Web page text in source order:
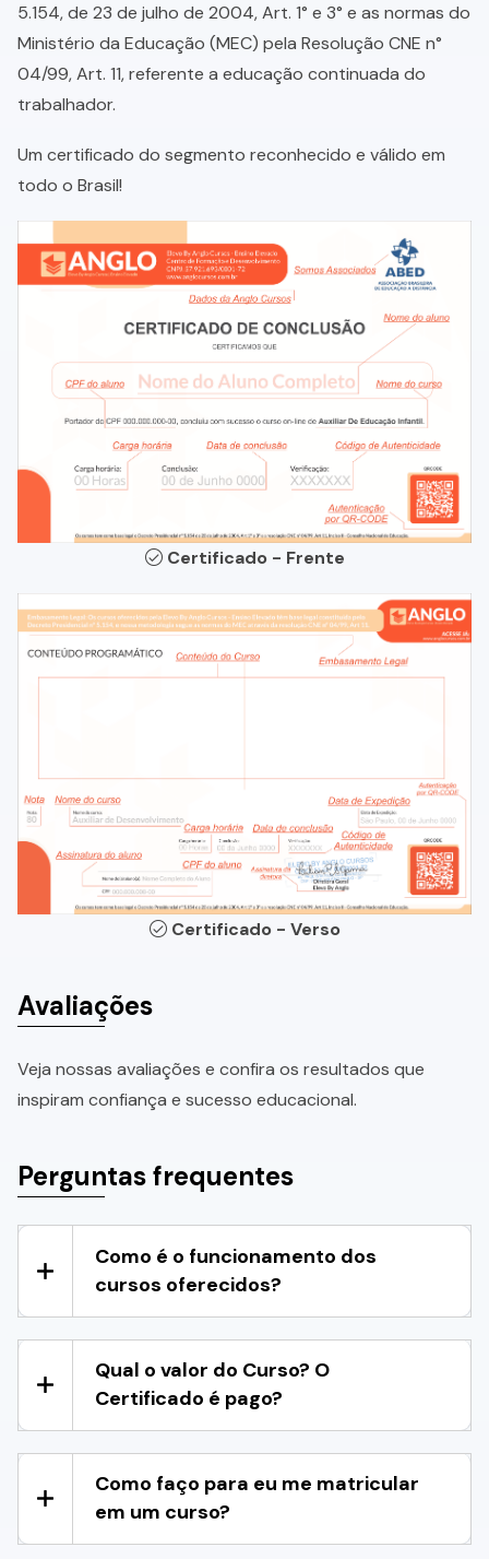
5.154, de 23 de julho de 2004, Art. 1° e 3° e as normas do
Ministério da Educação (MEC) pela Resolução CNE n°
04/99, Art. 11, referente a educação continuada do
trabalhador.
Um certificado do segmento reconhecido e válido em
todo o Brasil!
Certificado - Frente
Certificado - Verso
Avaliações
Veja nossas avaliações e confira os resultados que
inspiram confiança e sucesso educacional.
Perguntas frequentes
Como é o funcionamento dos
cursos oferecidos?
Qual o valor do Curso? O
Certificado é pago?
Como faço para eu me matricular
em um curso?